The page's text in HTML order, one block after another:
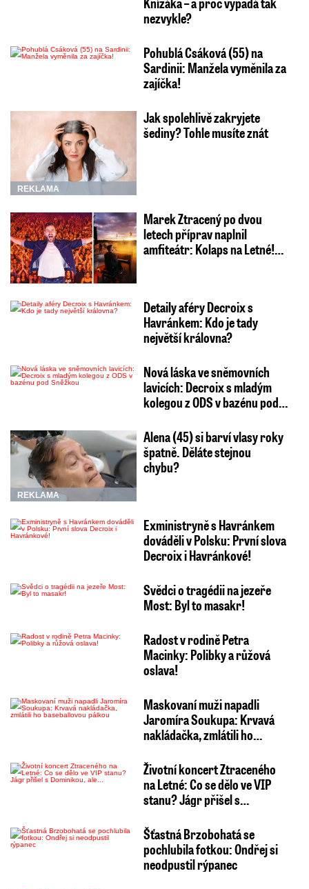
nezvykle?
Pohublá Csáková (55) na
Sardinii: Manžela vyměnila za
zajíčka!
REKLAMA
Jak spolehlivě zakryjete
šediny? Tohle musíte znát
Marek Ztracený po dvou
letech příprav naplnil
amfiteátr: Kolaps na Letné!…
Detaily aféry Decroix s
Havránkem: Kdo je tady
největší královna?
Nová láska ve sněmovních
lavicích: Decroix s mladým
kolegou z ODS v bazénu pod…
REKLAMA
Alena (45) si barví vlasy roky
špatně. Děláte stejnou
chybu?
Exministryně s Havránkem
dováděli v Polsku: První slova
Decroix i Havránkové!
Svědci o tragédii na jezeře
Most: Byl to masakr!
Radost v rodině Petra
Macinky: Polibky a růžová
oslava!
Maskovaní muži napadli
Jaromíra Soukupa: Krvavá
nakládačka, zmlátili ho…
Životní koncert Ztraceného
na Letné: Co se dělo ve VIP
stanu? Jágr přišel s…
Šťastná Brzobohatá se
pochlubila fotkou: Ondřej si
neodpustil rýpanec